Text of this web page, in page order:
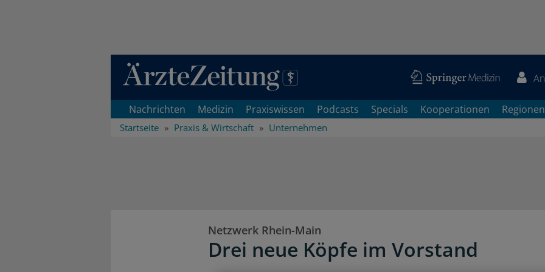
Direkt zum Inhaltsbereich
Nachrichten Medizin Praxiswissen Podcasts Specials Kooperationen Regionen
Startseite Praxis & Wirtschaft Unternehmen
Netzwerk Rhein-Main
Drei neue Köpfe im Vorstand